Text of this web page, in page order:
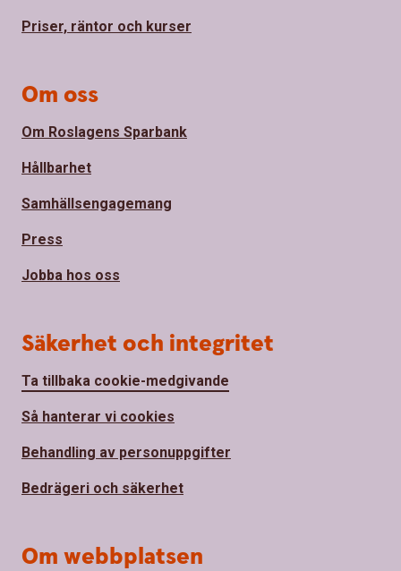
Priser, räntor och kurser
Om oss
Om Roslagens Sparbank
Hållbarhet
Samhällsengagemang
Press
Jobba hos oss
Säkerhet och integritet
Ta tillbaka cookie-medgivande
Så hanterar vi cookies
Behandling av personuppgifter
Bedrägeri och säkerhet
Om webbplatsen